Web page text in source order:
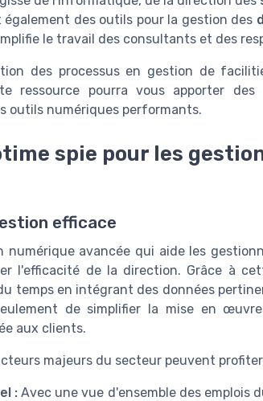
des outils pour la gestion des
le travail des consultants et des
des processus en gestion de
ressource pourra vous apporter des
outils numériques performants.
spie pour les
efficace
numérique avancée qui aide les
l'efficacité de la direction. Grâce à
temps en intégrant des données
de simplifier la mise en
aux clients.
majeurs du secteur peuvent
:Avec une vue d'ensemble des emplois